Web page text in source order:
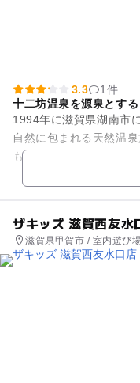
3.3
1件
十二坊温泉を源泉とす
1994年に滋賀県湖南市
自然に包まれる天然温泉施設です。 「ゆら
も設置されています。
ザキッズ 滋賀西友水
滋賀県甲賀市 / 室内遊び